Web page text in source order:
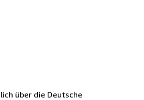
über die Deutsche